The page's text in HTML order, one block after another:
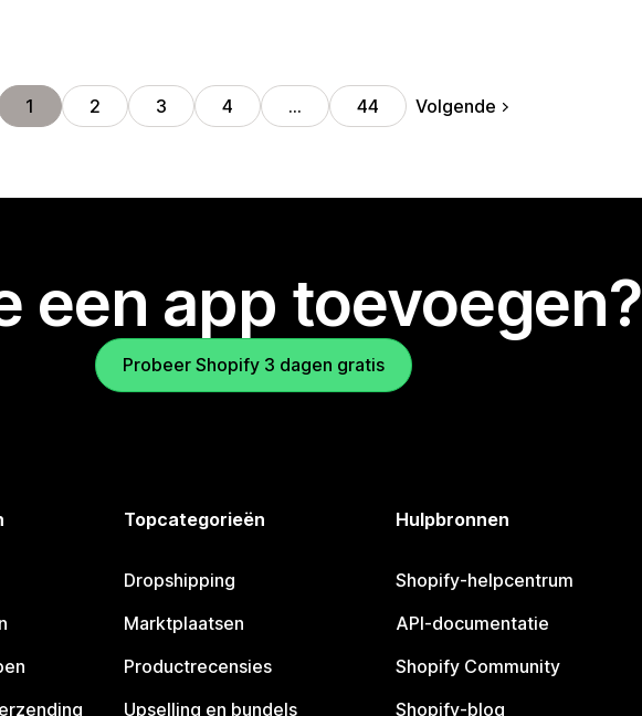
1 2 3 4 … 44 Volgende
een app toevoegen?
Probeer Shopify 3 dagen gratis
Topcategorieën
Dropshipping
Marktplaatsen
Productrecensies
Upselling en bundels
Hulpbronnen
Shopify-helpcentrum
API-documentatie
Shopify Community
Shopify-blog